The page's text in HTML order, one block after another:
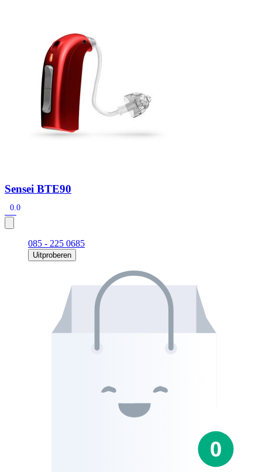
Snel zoeken
Signia hoortoestellenSignia Pure BCT IX
Audio Service R LI 7
Hoortoestelbatterijen
Widex filters
Onderhoudsartikelen
Signia Active Mini IX - Oplaadbaar
De Signia Active Mini IX is het nieuwste hoortoestel van Signia.
Sensei BTE90
0.0
085 - 225 0685
Uitproberen